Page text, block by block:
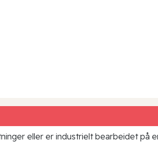
eller er industrielt bearbeidet på